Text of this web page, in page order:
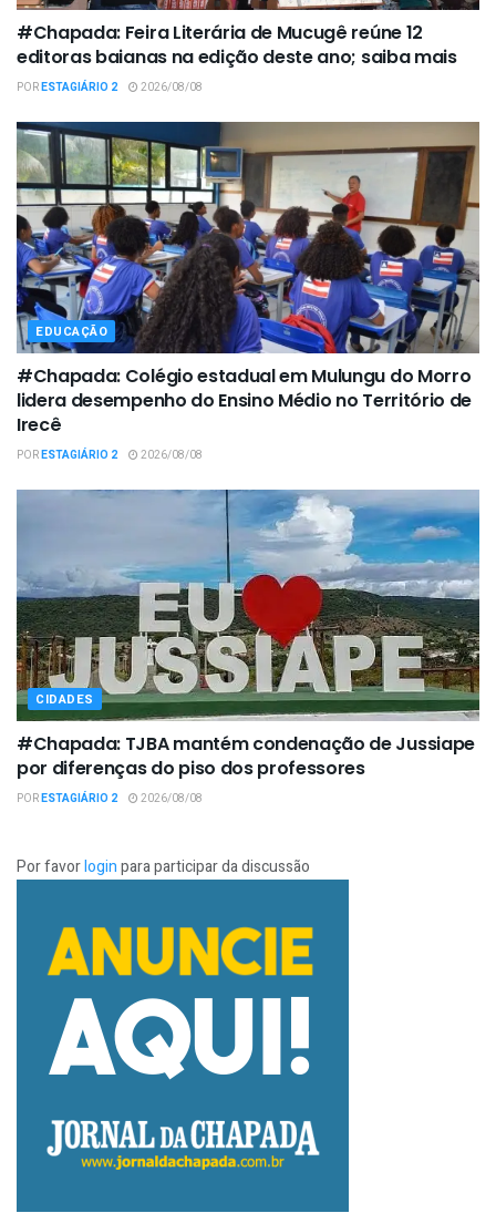
#Chapada: Feira Literária de Mucugê reúne 12
editoras baianas na edição deste ano; saiba mais
PORESTAGIÁRIO 2 2026/08/08
EDUCAÇÃO
#Chapada: Colégio estadual em Mulungu do Morro
lidera desempenho do Ensino Médio no Território de
Irecê
PORESTAGIÁRIO 2 2026/08/08
CIDADES
#Chapada: TJBA mantém condenação de Jussiape
por diferenças do piso dos professores
PORESTAGIÁRIO 2 2026/08/08
Por favorloginpara participar da discussão